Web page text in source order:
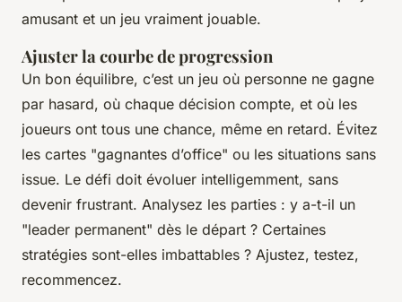
amusant et un jeu vraiment jouable.
Ajuster la courbe de progression
Un bon équilibre, c’est un jeu où personne ne gagne
par hasard, où chaque décision compte, et où les
joueurs ont tous une chance, même en retard. Évitez
les cartes "gagnantes d’office" ou les situations sans
issue. Le défi doit évoluer intelligemment, sans
devenir frustrant. Analysez les parties : y a-t-il un
"leader permanent" dès le départ ? Certaines
stratégies sont-elles imbattables ? Ajustez, testez,
recommencez.